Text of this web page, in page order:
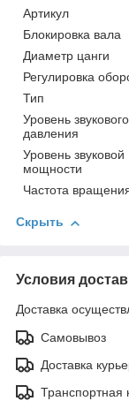
Артикул
Блокировка вала
Диаметр цанги
Регулировка
Тип
Уровень звукового
давления
Уровень звуковой
мощности
Частота
Скрыть
Условия
Доставка
Самовывоз
Доставка
Транспортная